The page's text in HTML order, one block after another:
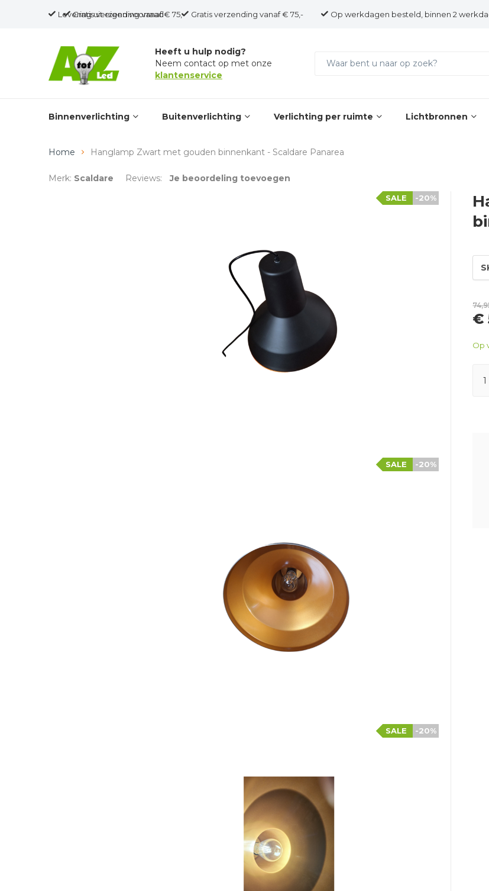
Binnenverlichting Buitenverlichting Verlichting per ruimte Lichtbronnen
Levering uit eigen voorraad Gratis verzending vanaf € 75,- Op werkdagen besteld, binnen 2
Gratis verzending vanaf € 75,-
Heeft u hulp nodig?
Neem contact op met onze
klantenservice
Home Hanglamp Zwart met gouden binnenkant - Scaldare Panarea
Merk: Scaldare Reviews: Je beoordeling toevoegen
-20%
SALE
-20%
SALE
-20%
SALE
€
Op